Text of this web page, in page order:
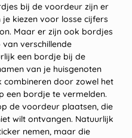
bij de voordeur zijn er
kiezen voor losse cijfers
Maar er zijn ook bordjes
verschillende
een bordje bij de
van je huisgenoten
door zowel het
een bordje te vermelden.
de voordeur plaatsen, die
wilt ontvangen. Natuurlijk
nemen, maar die